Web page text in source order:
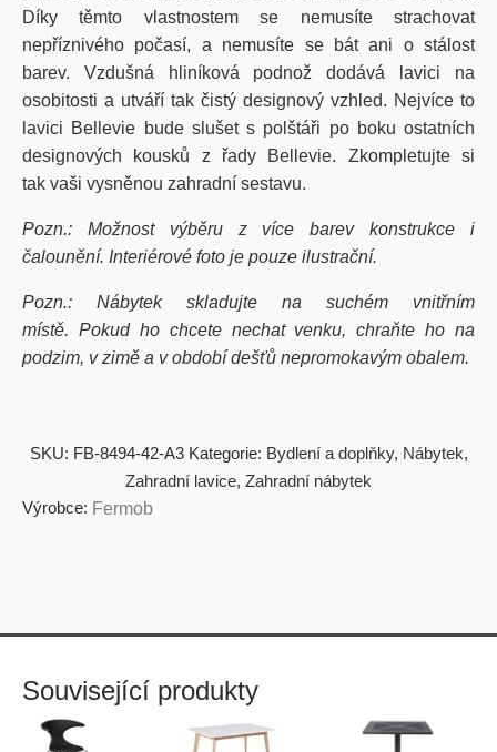
Díky těmto vlastnostem se nemusíte strachovat
nepříznivého počasí, a nemusíte se bát ani o stálost
barev. Vzdušná hliníková podnož dodává lavici na
osobitosti a utváří tak čistý designový vzhled. Nejvíce to
lavici Bellevie bude slušet s polštáři po boku ostatních
designových kousků z řady Bellevie. Zkompletujte si
tak vaši vysněnou zahradní sestavu.
Pozn.: Možnost výběru z více barev konstrukce i
čalounění. Interiérové foto je pouze ilustrační.
Pozn.: Nábytek skladujte na suchém vnitřním
místě. Pokud ho chcete nechat venku, chraňte ho na
podzim, v zimě a v období dešťů nepromokavým obalem.
SKU: FB-8494-42-A3 Kategorie: Bydlení a doplňky, Nábytek,
Zahradní lavice, Zahradní nábytek
Výrobce: Fermob
Související produkty